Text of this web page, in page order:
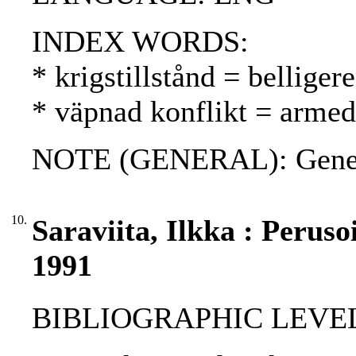
INDEX WORDS:
* krigstillstånd =
* väpnad konflikt =
NOTE (GENERAL):
10. Saraviita, Ilkka :
1991
BIBLIOGRAPHIC